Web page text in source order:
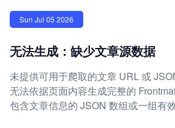
Sun Jul 05 2026
无法生成：缺少文章源数据
未提供可用于爬取的文章 URL 或
无法依据页面内容生成完整的
包含文章信息的 JSON 数组或一组有效